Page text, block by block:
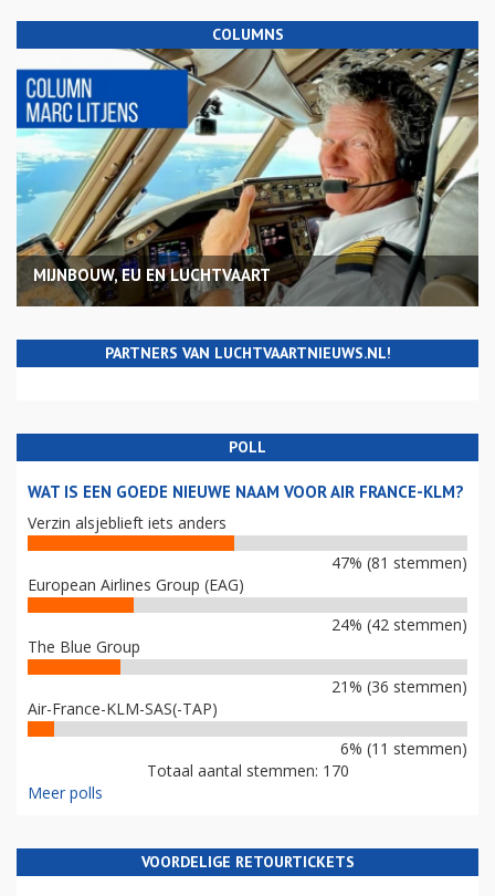
COLUMNS
MIJNBOUW, EU EN LUCHTVAART
PARTNERS VAN LUCHTVAARTNIEUWS.NL!
POLL
WAT IS EEN GOEDE NIEUWE NAAM VOOR AIR FRANCE-KLM?
Verzin alsjeblieft iets anders
47% (81 stemmen)
European Airlines Group (EAG)
24% (42 stemmen)
The Blue Group
21% (36 stemmen)
Air-France-KLM-SAS(-TAP)
6% (11 stemmen)
Totaal aantal stemmen: 170
Meer polls
VOORDELIGE RETOURTICKETS